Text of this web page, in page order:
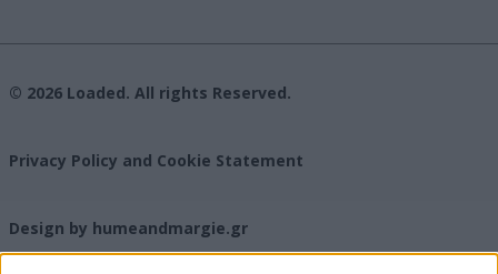
© 2026 Loaded. All rights Reserved.
Privacy Policy and Cookie Statement
Design by humeandmargie.gr